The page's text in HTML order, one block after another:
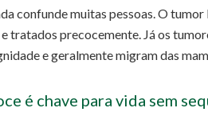
confunde muitas pessoas. O
tratados precocemente. Já os
e geralmente migram das
é chave para vida sem